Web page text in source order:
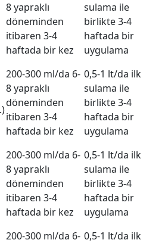
8 yapraklı
döneminden
itibaren 3-4
haftada bir kez
sulama ile
birlikte 3-4
haftada bir
uygulama
200-300 ml/da 6-
8 yapraklı
döneminden
itibaren 3-4
haftada bir kez
0,5-1 lt/da ilk
sulama ile
birlikte 3-4
haftada bir
uygulama
200-300 ml/da 6-
8 yapraklı
döneminden
itibaren 3-4
haftada bir kez
0,5-1 lt/da ilk
sulama ile
birlikte 3-4
haftada bir
uygulama
200-300 ml/da 6- 0,5-1 lt/da ilk